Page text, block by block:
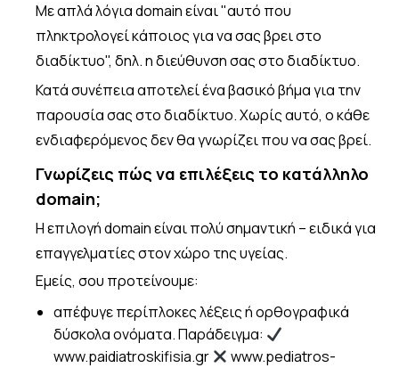
Με απλά λόγια domain είναι "αυτό που
πληκτρολογεί κάποιος για να σας βρει στο
διαδίκτυο", δηλ. η διεύθυνση σας στο διαδίκτυο.
Κατά συνέπεια αποτελεί ένα βασικό βήμα για την
παρουσία σας στο διαδίκτυο. Χωρίς αυτό, ο κάθε
ενδιαφερόμενος δεν θα γνωρίζει που να σας βρεί.
Γνωρίζεις πώς να επιλέξεις το κατάλληλο
domain;
Η επιλογή domain είναι πολύ σημαντική – ειδικά για
επαγγελματίες στον χώρο της υγείας.
Εμείς, σου προτείνουμε:
απέφυγε περίπλοκες λέξεις ή ορθογραφικά
δύσκολα ονόματα. Παράδειγμα:
www.paidiatroskifisia.gr
www.pediatros-